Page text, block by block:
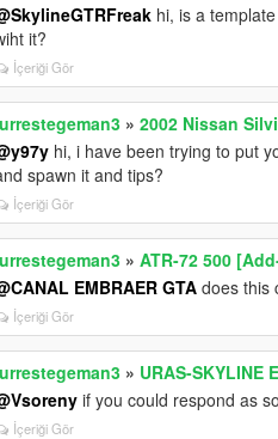
hi, is a template
it?
İçeriği Gör
» 2002 Nissan
hi, i have been trying to put
spawn it and tips?
İçeriği Gör
» ATR-72 500
EMBRAER GTAdoes this
İçeriği Gör
» URAS-SKYLINE
if you could respond as
İçeriği Gör